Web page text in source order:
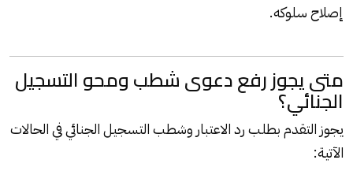
إصلاح سلوكه.
متى يجوز رفع دعوى شطب ومحو التسجيل
الجنائي؟
يجوز التقدم بطلب رد الاعتبار وشطب التسجيل الجنائي في الحالات
الآتية: